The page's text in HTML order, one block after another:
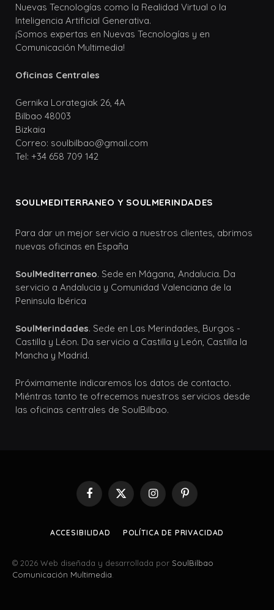
Nuevas Tecnologías como la Realidad Virtual o la
Inteligencia Artificial Generativa.
¡Somos expertas en Nuevas Tecnologías y en
Comunicación Multimedia!
Oficinas Centrales
Gernika Lorategiak 26, 4A
Bilbao 48003
Bizkaia
Correo: soulbilbao@gmail.com
Tel: +34 658 709 142
SOULMEDITERRANEO Y SOULMERINDADES
Para dar un mejor servicio a nuestros clientes, abrimos
nuevas oficinas en España
SoulMediterraneo. Sede en Mágana, Andalucia. Da
servicio a Andalucia y Comunidad Valenciana de la
Peninsula Ibérica
SoulMerindades. Sede en Las Merindades, Burgos -
Castilla y Léon. Da servicio a Castilla y León, Castilla la
Mancha y Madrid.
Próximamente indicaremos los datos de contacto.
Miéntras tanto te ofrecemos nuestros servicios desde
las oficinas centrales de SoulBilbao.
Facebook
X
(Twitter)
InstagramPinterest
ACCESIBILIDAD POLÍTICA DE PRIVACIDAD
© 2026 Web diseñada y desarrollada por SoulBilbao
Comunicación Multimedia